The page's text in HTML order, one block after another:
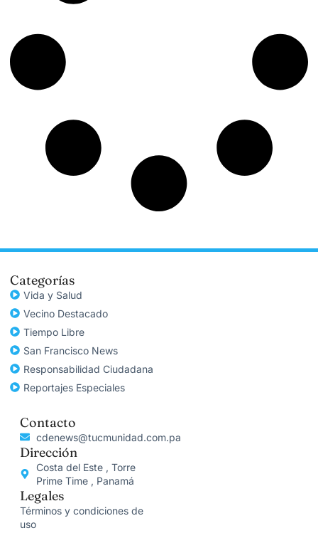
Categorías
Vida y Salud
Vecino Destacado
Tiempo Libre
San Francisco News
Responsabilidad Ciudadana
Reportajes Especiales
Contacto
cdenews@tucmunidad.com.pa
Dirección
Costa del Este , Torre
Prime Time , Panamá
Legales
Términos y condiciones de
uso